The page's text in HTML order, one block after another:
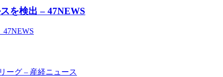
を検出 – 47NEWS
ーグ – 産経ニュース